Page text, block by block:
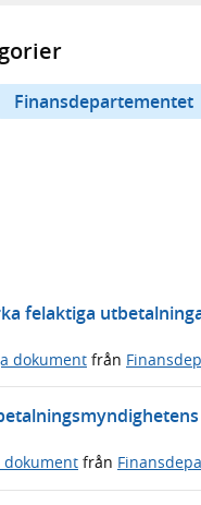
Finansdepartementet
felaktiga
dokument från
dokument från